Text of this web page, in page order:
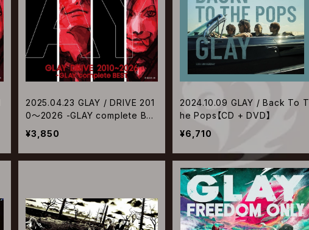
2025.04.23 GLAY / DRIVE 201
0～2026 -GLAY complete BES
T【CD ONLY】
¥3,850
2024.10.09 GLAY / Back To T
he Pops【CD + DVD】
¥6,710